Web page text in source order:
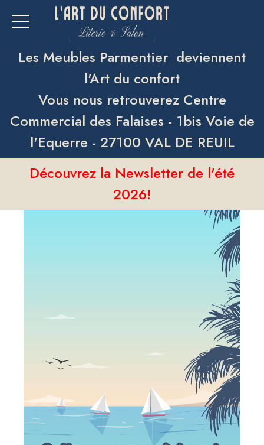
Les Meubles Parmentier deviennent
l'Art du confort
Vous nous retrouverez Centre
Commercial des Falaises - 1bis Voie de
l'Equerre - 27100 VAL DE REUIL
Découvrez la Newsletter de l'été
2026!